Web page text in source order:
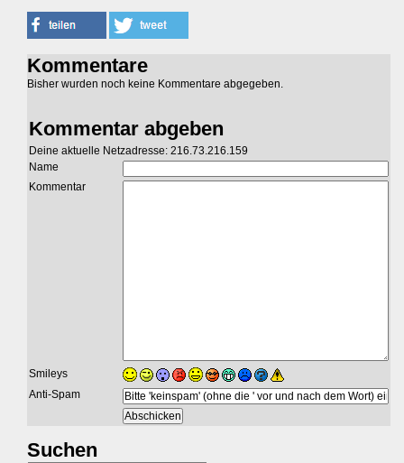
Kommentare
Bisher wurden noch keine Kommentare abgegeben.
Kommentar abgeben
Deine aktuelle Netzadresse: 216.73.216.159
Name
Kommentar
Smileys
Anti-Spam
Suchen